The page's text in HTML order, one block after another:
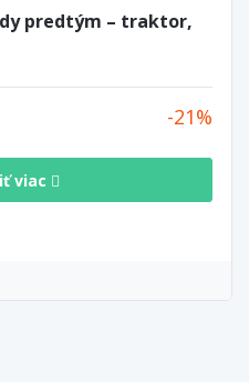
predtým – traktor,
21
viac